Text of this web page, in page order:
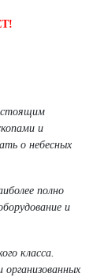
и
о небесных
полно
и
класса.